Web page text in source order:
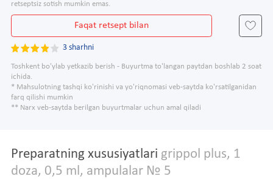
retseptsiz sotish mumkin emas.
Faqat retsept bilan
3 sharhni
Toshkent bo'ylab yetkazib berish - Buyurtma to'langan paytdan boshlab 2 soat
ichida.
* Mahsulotning tashqi ko'rinishi va yo'riqnomasi veb-saytda ko'rsatilganidan
farq qilishi mumkin
** Narx veb-saytda berilgan buyurtmalar uchun amal qiladi
Preparatning xususiyatlari grippol plus, 1
doza, 0,5 ml, ampulalar № 5